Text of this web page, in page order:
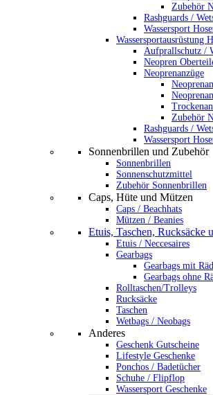
Zubehör
Rashguards /
Wassersport
Wassersportausrüstung
Aufprallschutz /
Neopren
Neoprenanzüge
Zubehör
Rashguards /
Wassersport
Sonnenbrillen und Zubehör
Sonnenbrillen
Sonnenschutzmittel
Zubehör Sonnenbrillen
Caps, Hüte und Mützen
Caps / Beachhats
Mützen / Beanies
Etuis, Taschen, Rucksäcke
Etuis / Neccesaires
Gearbags
Gearbags mit
Gearbags ohne
Rolltaschen/Trolleys
Rucksäcke
Taschen
Wetbags / Neobags
Anderes
Geschenk Gutscheine
Lifestyle Geschenke
Ponchos / Badetücher
Schuhe / Flipflop
Wassersport Geschenke